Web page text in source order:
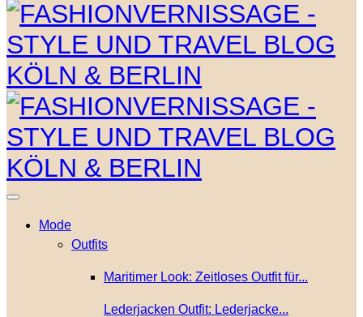
Mode
Outfits
Maritimer Look: Zeitloses Outfit für...
Lederjacken Outfit: Lederjacke...